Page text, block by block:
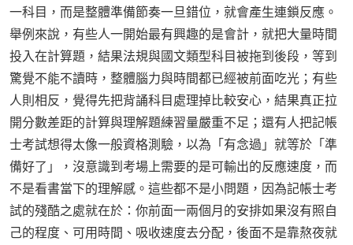
一科目，而是整體準備節奏一旦錯位，就會產生連鎖反應。
舉例來說，有些人一開始最有興趣的是會計，就把大量時間
投入在計算題，結果法規與國文類型科目被拖到後段，等到
驚覺不能不讀時，整體腦力與時間都已經被前面吃光；有些
人則相反，覺得先把背誦科目處理掉比較安心，結果真正拉
開分數差距的計算與理解題練習量嚴重不足；還有人把記帳
士考試想得太像一般資格測驗，以為「有念過」就等於「準
備好了」，沒意識到考場上需要的是可輸出的反應速度，而
不是看書當下的理解感。這些都不是小問題，因為記帳士考
試的殘酷之處就在於：你前面一兩個月的安排如果沒有照自
己的程度、可用時間、吸收速度去分配，後面不是靠熬夜就